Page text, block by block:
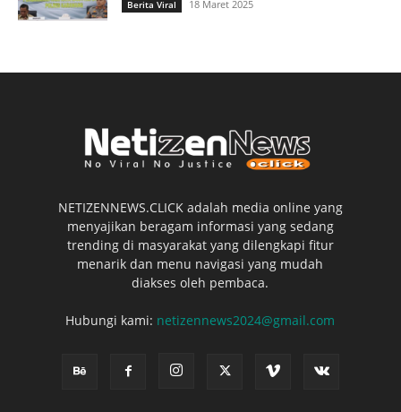
Berita Viral 18 Maret 2025
NETIZENNEWS.CLICK adalah media online yang
menyajikan beragam informasi yang sedang
trending di masyarakat yang dilengkapi fitur
menarik dan menu navigasi yang mudah
diakses oleh pembaca.
Hubungi kami: netizennews2024@gmail.com